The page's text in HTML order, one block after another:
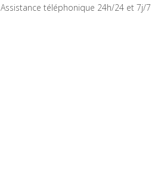
Assistance téléphonique 24h/24 et 7j/7